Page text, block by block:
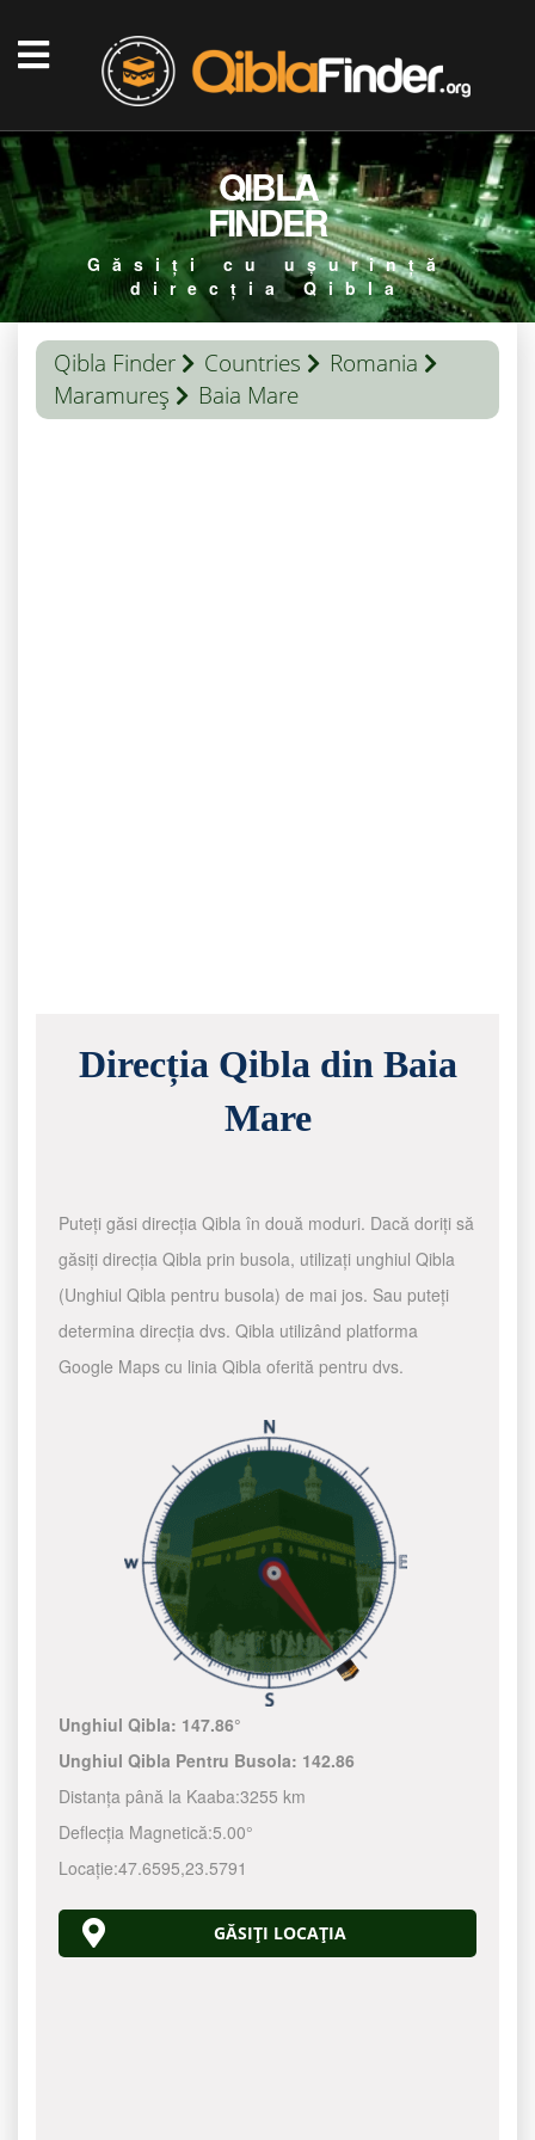
QIBLA
FINDER
Găsiți cu ușurință
direcția Qibla
Qibla Finder Countries
Romania
Maramureş
Baia Mare
Direcția Qibla din Baia
Mare
Puteți găsi direcția Qibla în două moduri. Dacă doriți să
găsiți direcția Qibla prin busola, utilizați unghiul Qibla
(Unghiul Qibla pentru busola) de mai jos. Sau puteți
determina direcția dvs. Qibla utilizând platforma
Google Maps cu linia Qibla oferită pentru dvs.
Unghiul Qibla: 147.86°
Unghiul Qibla Pentru Busola: 142.86
Distanța până la Kaaba:3255 km
Deflecția Magnetică:5.00°
Locație:47.6595,23.5791
GĂSIȚI LOCAȚIA